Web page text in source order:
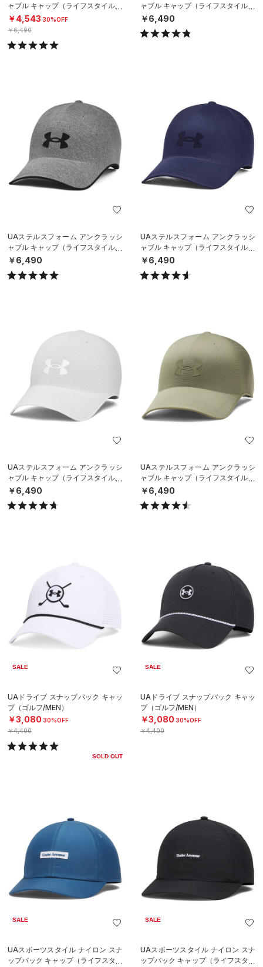
ャブル キャップ（ライフスタイル/U
NISEX）
￥4,543 30%OFF
￥6,490
ャブル キャップ（ライフスタイル/U
NISEX）
￥6,490
UAステルスフォーム アンクラッシ
ャブル キャップ（ライフスタイル/U
NISEX）
￥6,490
UAステルスフォーム アンクラッシ
ャブル キャップ（ライフスタイル/U
NISEX）
￥6,490
UAステルスフォーム アンクラッシ
ャブル キャップ（ライフスタイル/U
NISEX）
￥6,490
UAステルスフォーム アンクラッシ
ャブル キャップ（ライフスタイル/U
NISEX）
￥6,490
SALE
UAドライブ スナップバック キャッ
プ（ゴルフ/MEN）
￥3,080 30%OFF
￥4,400
SOLD OUT
SALE
UAドライブ スナップバック キャッ
プ（ゴルフ/MEN）
￥3,080 30%OFF
￥4,400
SALE
UAスポーツスタイル ナイロン スナ
ップバック キャップ（ライフスタイ
SALE
UAスポーツスタイル ナイロン スナ
ップバック キャップ（ライフスタイ